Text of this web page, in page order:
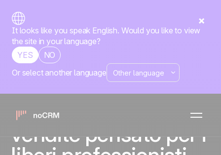
It looks like you speak English. Would you like to view
the site in your language?
YES
NO
Or select another language
LIBERI PROFESSIONISTI
Lo strumento di
gestione delle
vendite pensato per i